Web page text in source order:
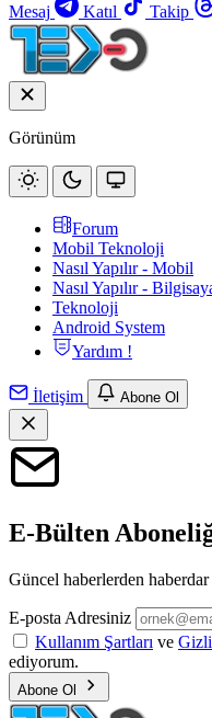
Mesaj
Katıl Takip
Görünüm
Forum
Mobil Teknoloji
Nasıl Yapılır - Mobil
Nasıl Yapılır -
Teknoloji
Android System
Yardım !
İletişim Abone Ol
E-Bülten
Güncel haberlerden
E-posta Adresiniz
Kullanım Şartları ve
ediyorum.
Abone Ol